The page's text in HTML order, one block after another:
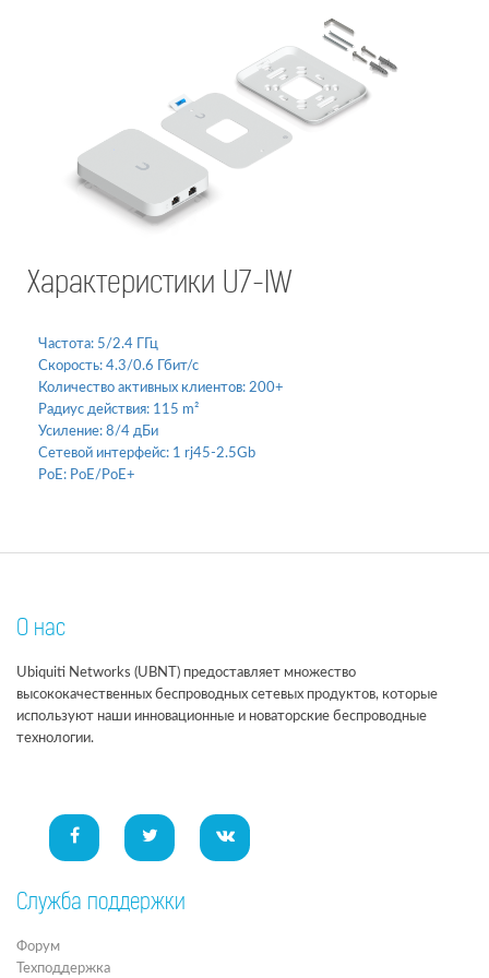
Характеристики U7-IW
Частота: 5/2.4 ГГц
Скорость: 4.3/0.6 Гбит/с
Количество активных клиентов: 200+
Радиус действия: 115 m²
Усиление: 8/4 дБи
Сетевой интерфейс: 1 rj45-2.5Gb
PoE: PoE/PoE+
О нас
Ubiquiti Networks (UBNT) предоставляет множество
высококачественных беспроводных сетевых продуктов, которые
используют наши инновационные и новаторские беспроводные
технологии.
Служба поддержки
Форум
Техподдержка